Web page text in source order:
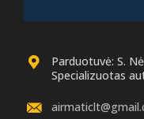
Parduotuvė: S.
Specializuotas